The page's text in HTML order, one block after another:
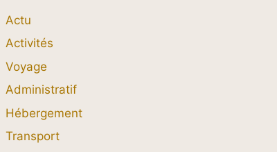
Actu
Activités
Voyage
Administratif
Hébergement
Transport